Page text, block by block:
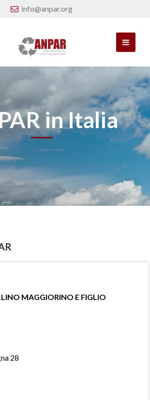
info@anpar.org
in Italia
MAGGIORINO E FIGLIO
28